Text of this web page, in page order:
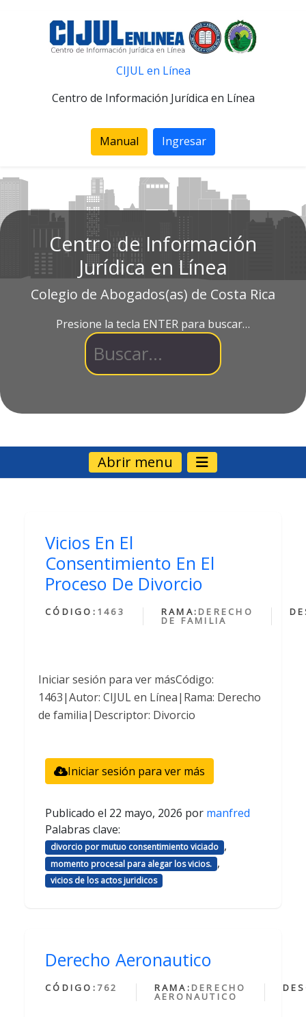
CIJUL en Línea
Centro de Información Jurídica en Línea
Manual Ingresar
Centro de Información
Jurídica en Línea
Colegio de Abogados(as) de Costa Rica
Presione la tecla ENTER para buscar…
Abrir menu
Vicios En El
Consentimiento En El
Proceso De Divorcio
CÓDIGO: 1463 RAMA: DERECHO
DE FAMILIA
Iniciar sesión para ver másCódigo:
1463|Autor: CIJUL en Línea|Rama: Derecho
de familia|Descriptor: Divorcio
Iniciar sesión para ver más
Publicado el 22 mayo, 2026 por manfred
Palabras clave:
divorcio por mutuo consentimiento viciado ,
momento procesal para alegar los vicios. ,
vicios de los actos juridicos
Derecho Aeronautico
CÓDIGO: 762 RAMA: DERECHO
AERONAUTICO